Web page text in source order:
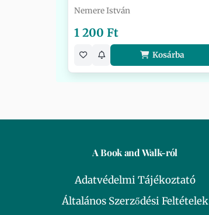
Nemere István
1 200 Ft
Kosárba
A Book and Walk-ról
Adatvédelmi Tájékoztató
Általános Szerződési Feltételek